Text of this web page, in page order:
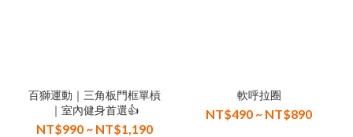
百獅運動｜三角板門框單槓
｜室內健身首選👍
NT$990 ~ NT$1,190
軟呼拉圈
NT$490 ~ NT$890